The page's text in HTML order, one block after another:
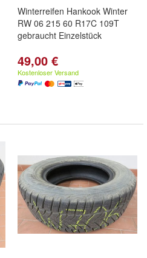
Winterreifen Hankook Winter
RW 06 215 60 R17C 109T
gebraucht Einzelstück
49,00 €
Kostenloser Versand